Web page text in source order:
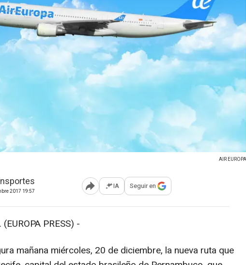
AIR EUROPA
2017 19:57 Abrir opciones para compartir
IA Seguir en
PRESS) -
mañana miércoles, 20 de diciembre, la nueva ruta que